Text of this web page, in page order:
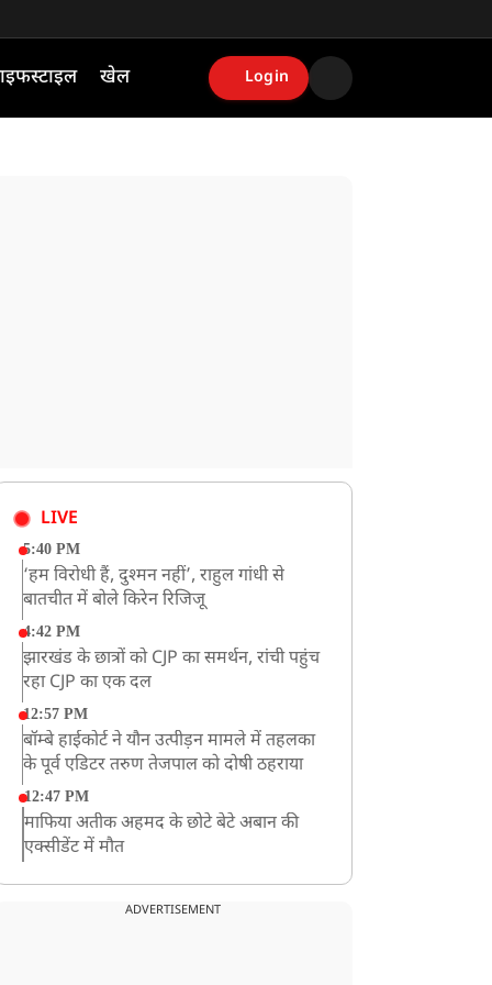
खेल Login
LIVE
5:40 PM
‘हम विरोधी हैं, दुश्मन नहीं’, राहुल गांधी से
बातचीत में बोले किरेन रिजिजू
4:42 PM
झारखंड के छात्रों को CJP का समर्थन, रांची पहुंच
रहा CJP का एक दल
12:57 PM
बॉम्बे हाईकोर्ट ने यौन उत्पीड़न मामले में तहलका
के पूर्व एडिटर तरुण तेजपाल को दोषी ठहराया
12:47 PM
माफिया अतीक अहमद के छोटे बेटे अबान की
एक्सीडेंट में मौत
यौन उत्पीड़न मामले में 'तहलका' के पूर्व एडिटर
ADVERTISEMENT